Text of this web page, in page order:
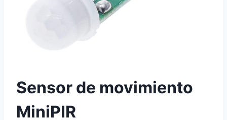
Sensor de movimiento
MiniPIR